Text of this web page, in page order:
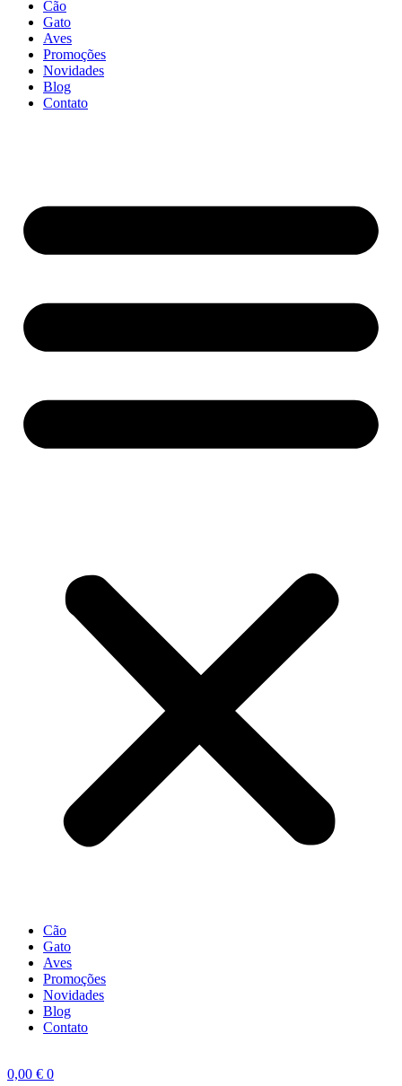
Cão
Gato
Aves
Promoções
Novidades
Blog
Contato
Cão
Gato
Aves
Promoções
Novidades
Blog
Contato
0,00 € 0